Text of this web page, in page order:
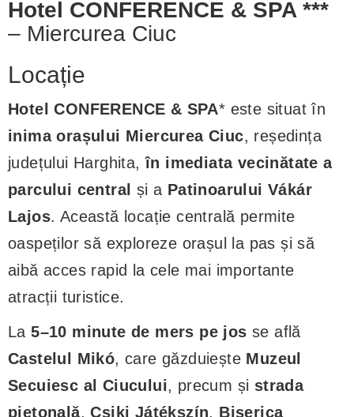
Hotel CONFERENCE & SPA ***
– Miercurea Ciuc
Locație
Hotel CONFERENCE & SPA* este situat în
inima orașului Miercurea Ciuc, reședința
județului Harghita,în imediata vecinătate a
parcului central și a Patinoarului Vákár
Lajos. Această locație centrală permite
oaspeților să exploreze orașul la pas și să
aibă acces rapid la cele mai importante
atracții turistice.
La5–10 minute de mers pe jos se află
Castelul Mikó, care găzduiește Muzeul
Secuiesc al Ciucului, precum și strada
pietonală,Csiki Játékszín, Biserica